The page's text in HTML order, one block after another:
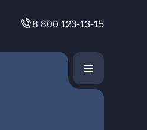
8 800 123-13-15